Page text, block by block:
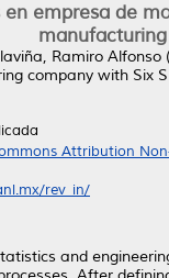
empresa de
Ramiro Alfonso
company with Six
Attribution
rev_in/
and